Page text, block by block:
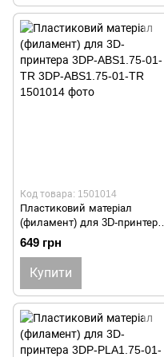
Код товара: 1501014
Пластиковий матеріал
(филамент) для 3D-принтера
3DP-ABS1.75-01-TR 3DP-
ABS1.75-01-TR
649 грн
Купити